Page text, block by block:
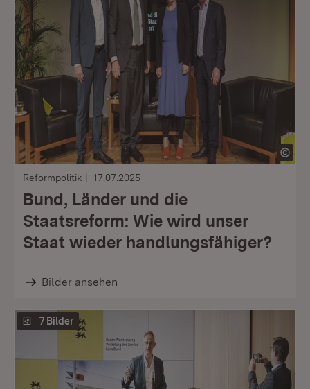
Reformpolitik 17.07.2025
Bund, Länder und die
Staatsreform: Wie wird unser
Staat wieder handlungsfähiger?
Bilder ansehen
7 Bilder